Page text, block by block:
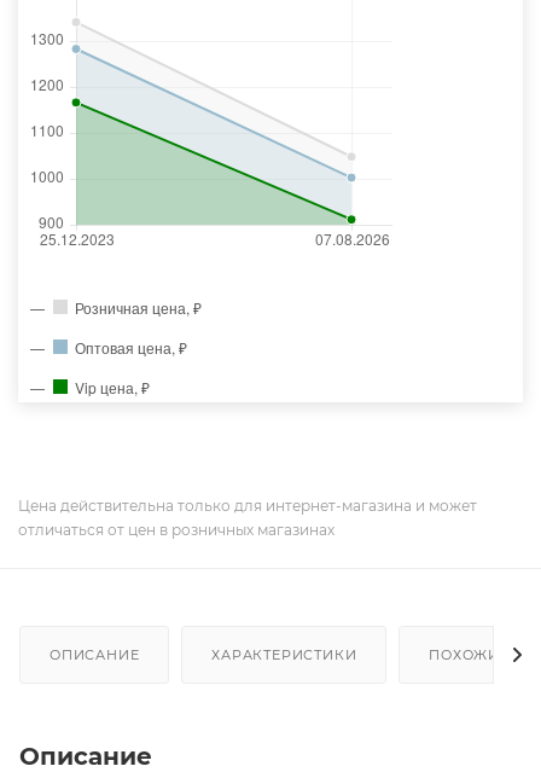
Розничная цена, ₽
Оптовая цена, ₽
Vip цена, ₽
Цена действительна только для интернет-магазина и может
отличаться от цен в розничных магазинах
ОПИСАНИЕ ХАРАКТЕРИСТИКИ ПОХОЖИЕ
Описание